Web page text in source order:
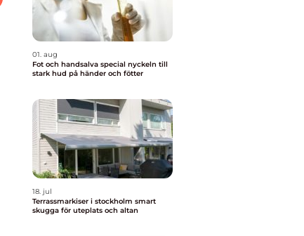
01. aug
Fot och handsalva special nyckeln till
stark hud på händer och fötter
18. jul
Terrassmarkiser i stockholm smart
skugga för uteplats och altan